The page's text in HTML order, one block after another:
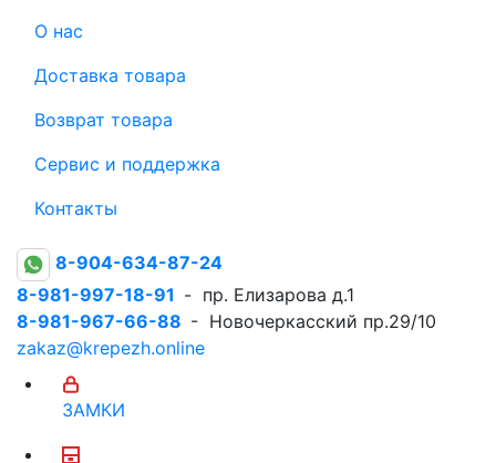
О нас
Доставка товара
Возврат товара
Сервис и поддержка
Контакты
8-904-634-87-24
8-981-997-18-91 - пр. Елизарова д.1
8-981-967-66-88 - Новочеркасский пр.29/10
zakaz@krepezh.online
ЗАМКИ